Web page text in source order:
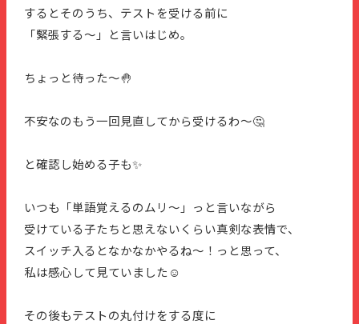
するとそのうち、テストを受ける前に
「緊張する〜」と言いはじめ。
ちょっと待った～🤚
不安なのもう一回見直してから受けるわ～🤔
と確認し始める子も✨
いつも「単語覚えるのムリ〜」っと言いながら
受けている子たちと思えないくらい真剣な表情で、
スイッチ入るとなかなかやるね～！っと思って、
私は感心して見ていました☺️
その後もテストの丸付けをする度に